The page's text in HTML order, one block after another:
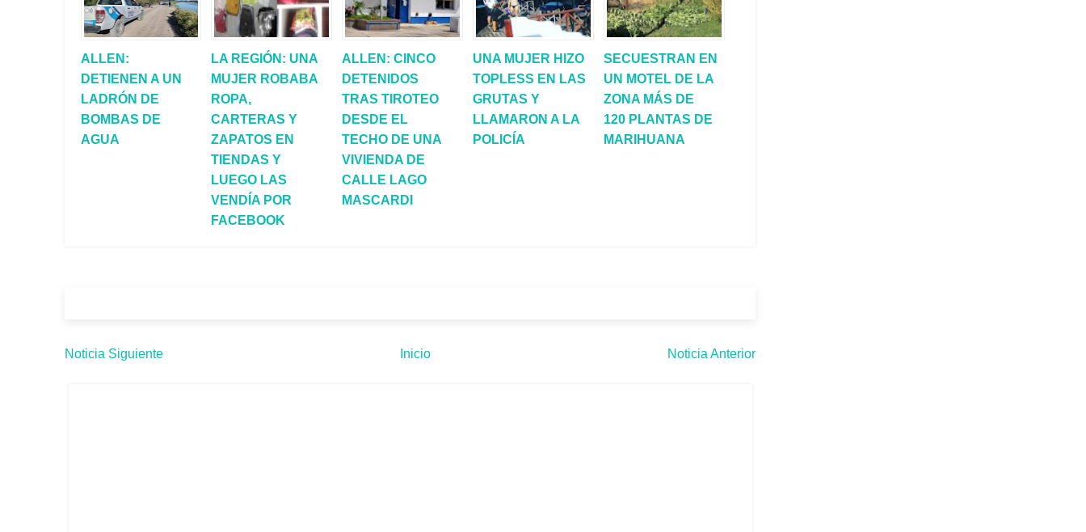
ALLEN:
DETIENEN A UN
LADRÓN DE
BOMBAS DE
AGUA
LA REGIÓN: UNA
MUJER ROBABA
ROPA,
CARTERAS Y
ZAPATOS EN
TIENDAS Y
LUEGO LAS
VENDÍA POR
FACEBOOK
ALLEN: CINCO
DETENIDOS
TRAS TIROTEO
DESDE EL
TECHO DE UNA
VIVIENDA DE
CALLE LAGO
MASCARDI
UNA MUJER HIZO
TOPLESS EN LAS
GRUTAS Y
LLAMARON A LA
POLICÍA
SECUESTRAN EN
UN MOTEL DE LA
ZONA MÁS DE
120 PLANTAS DE
MARIHUANA
Noticia Siguiente Inicio Noticia Anterior